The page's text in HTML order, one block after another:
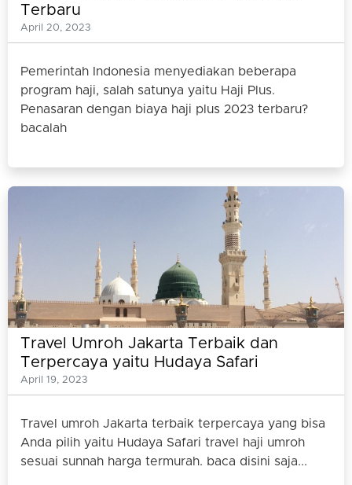
Terbaru
April 20, 2023
Pemerintah Indonesia menyediakan beberapa
program haji, salah satunya yaitu Haji Plus.
Penasaran dengan biaya haji plus 2023 terbaru?
bacalah
Travel Umroh Jakarta Terbaik dan
Terpercaya yaitu Hudaya Safari
April 19, 2023
Travel umroh Jakarta terbaik terpercaya yang bisa
Anda pilih yaitu Hudaya Safari travel haji umroh
sesuai sunnah harga termurah. baca disini saja...